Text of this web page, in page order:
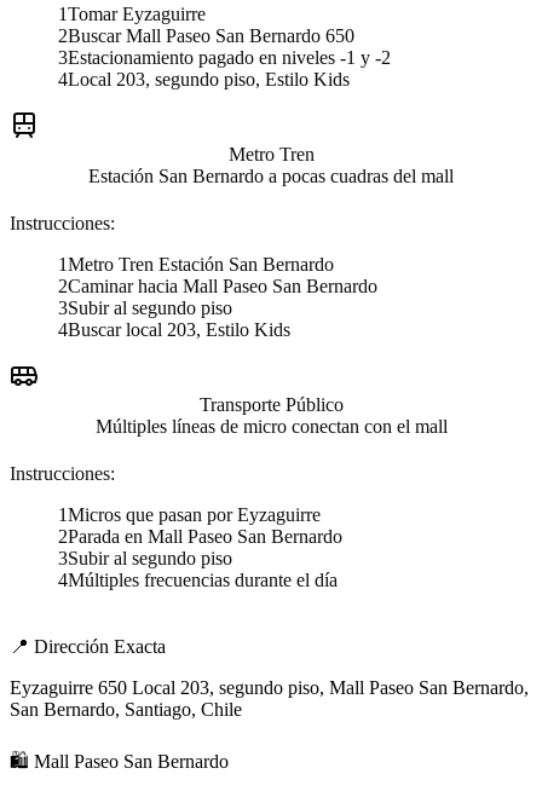
1Tomar Eyzaguirre
2Buscar Mall Paseo San Bernardo 650
3Estacionamiento pagado en niveles -1 y -2
4Local 203, segundo piso, Estilo Kids
Metro Tren
Estación San Bernardo a pocas cuadras del mall
Instrucciones:
1Metro Tren Estación San Bernardo
2Caminar hacia Mall Paseo San Bernardo
3Subir al segundo piso
4Buscar local 203, Estilo Kids
Transporte Público
Múltiples líneas de micro conectan con el mall
Instrucciones:
1Micros que pasan por Eyzaguirre
2Parada en Mall Paseo San Bernardo
3Subir al segundo piso
4Múltiples frecuencias durante el día
📍 Dirección Exacta
Eyzaguirre 650 Local 203, segundo piso, Mall Paseo San Bernardo,
San Bernardo, Santiago, Chile
🛍️ Mall Paseo San Bernardo